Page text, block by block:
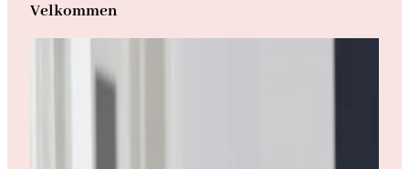
Velkommen